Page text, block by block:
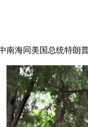
南海同美国总统特朗